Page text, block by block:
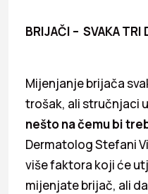
BRIJAČI – SVAKA TRI
Mijenjanje brijača
trošak, ali stručnjaci
nešto na čemu bi
Dermatolog Stefani
više faktora koji će
mijenjate brijač, ali